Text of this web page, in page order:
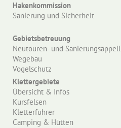
Hakenkommission
Sanierung und Sicherheit
Gebietsbetreuung
Neutouren- und Sanierungsappell
Wegebau
Vogelschutz
Klettergebiete
Übersicht & Infos
Kursfelsen
Kletterführer
Camping & Hütten